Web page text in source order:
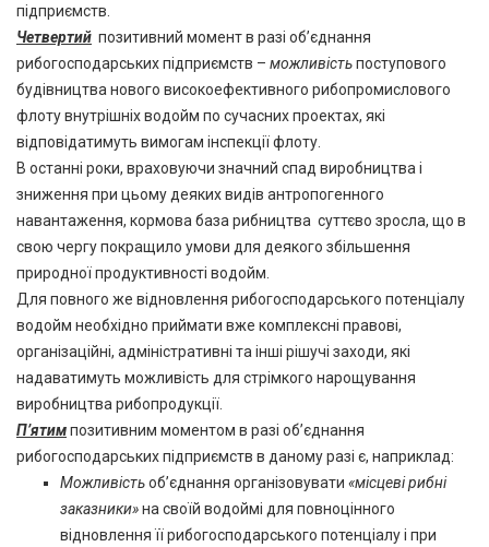
підприємств.
Четвертий позитивний момент в разі об’єднання
рибогосподарських підприємств – можливістьпоступового
будівництва нового високоефективного рибопромислового
флоту внутрішніх водойм по сучасних проектах, які
відповідатимуть вимогам інспекції флоту.
В останні роки, враховуючи значний спад виробництва і
зниження при цьому деяких видів антропогенного
навантаження, кормова база рибництва суттєво зросла, що в
свою чергу покращило умови для деякого збільшення
природної продуктивності водойм.
Для повного же відновлення рибогосподарського потенціалу
водойм необхідно приймати вже комплексні правові,
організаційні, адміністративні та інші рішучі заходи, які
надаватимуть можливість для стрімкого нарощування
виробництва рибопродукції.
П’ятимпозитивним моментом в разі об’єднання
рибогосподарських підприємств в даному разі є, наприклад:
Можливістьоб’єднання організовувати «місцеві рибні
заказники»на своїй водоймі для повноцінного
відновлення її рибогосподарського потенціалу і при